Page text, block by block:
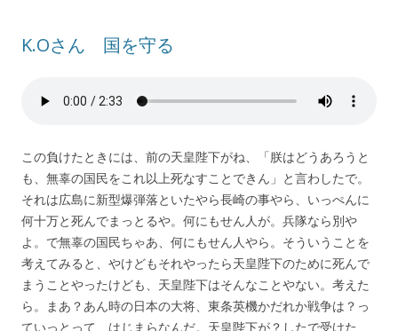
K.Oさん 国を守る
この負けたときには、前の天皇陛下がね、「朕はどうあろうと
も、無辜の国民をこれ以上死なすことできん」と言わしたで。
それは広島に新型爆弾落といたやら長崎の事やら、いっぺんに
何十万と死んでまっとるや。何にもせん人が。兵隊なら別や
よ。で無辜の国民ちゃあ、何にもせん人やら。そういうことを
考えてみると、やけどもそれやったら天皇陛下のために死んで
まうことやったけども、天皇陛下はそんなことやない。考えた
ら。まあ？あん時の日本の大将、東条英機かだれか戦争は？っ
ていっとって、はじまらなんだ。天皇陛下が？したで受けた